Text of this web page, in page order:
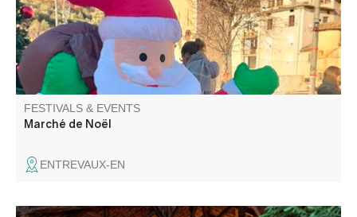
FESTIVALS & EVENTS
Marché de Noël
ENTREVAUX-EN